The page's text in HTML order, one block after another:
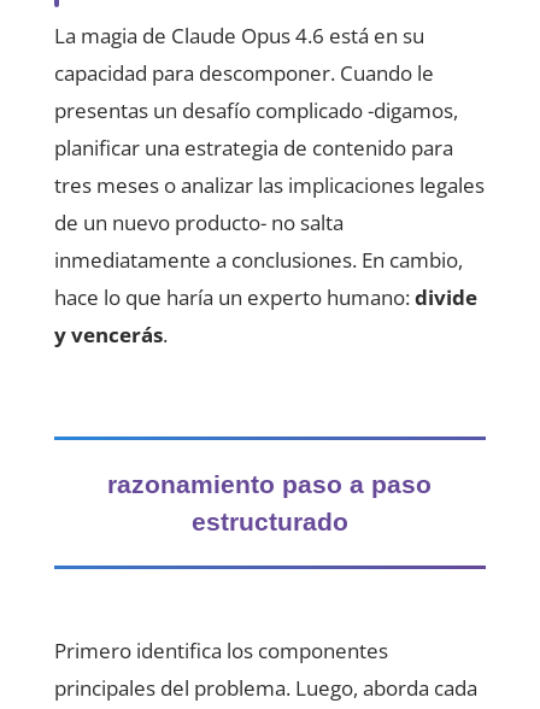
La magia de Claude Opus 4.6 está en su
capacidad para descomponer. Cuando le
presentas un desafío complicado -digamos,
planificar una estrategia de contenido para
tres meses o analizar las implicaciones legales
de un nuevo producto- no salta
inmediatamente a conclusiones. En cambio,
hace lo que haría un experto humano:divide
y vencerás.
razonamiento paso a paso
estructurado
Primero identifica los componentes
principales del problema. Luego, aborda cada